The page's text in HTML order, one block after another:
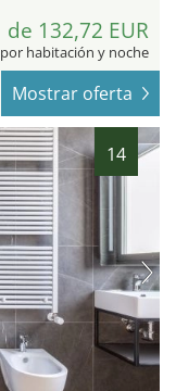
de 132,72 EUR
por habitación y noche
Mostrar oferta
14